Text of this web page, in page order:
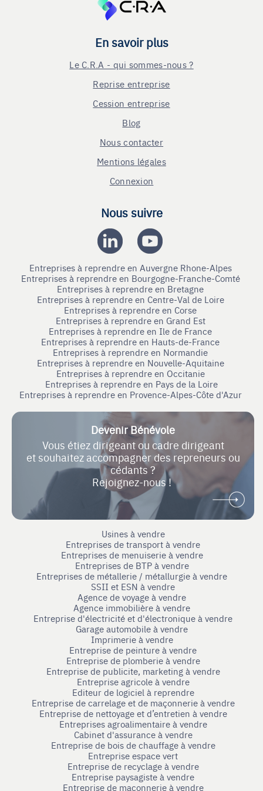
En savoir plus
Le C.R.A - qui sommes-nous ?
Reprise entreprise
Cession entreprise
Blog
Nous contacter
Mentions légales
Connexion
Nous suivre
Entreprises à reprendre en Auvergne Rhone-Alpes
Entreprises à reprendre en Bourgogne-Franche-Comté
Entreprises à reprendre en Bretagne
Entreprises à reprendre en Centre-Val de Loire
Entreprises à reprendre en Corse
Entreprises à reprendre en Grand Est
Entreprises à reprendre en Ile de France
Entreprises à reprendre en Hauts-de-France
Entreprises à reprendre en Normandie
Entreprises à reprendre en Nouvelle-Aquitaine
Entreprises à reprendre en Occitanie
Entreprises à reprendre en Pays de la Loire
Entreprises à reprendre en Provence-Alpes-Côte d'Azur
Devenir Bénévole
Vous étiez dirigeant ou cadre dirigeant
et souhaitez accompagner des repreneurs ou
cédants ?
Rejoignez-nous !
Usines à vendre
Entreprises de transport à vendre
Entreprises de menuiserie à vendre
Entreprises de BTP à vendre
Entreprises de métallerie / métallurgie à vendre
SSII et ESN à vendre
Agence de voyage à vendre
Agence immobilière à vendre
Entreprise d'électricité et d'électronique à vendre
Garage automobile à vendre
Imprimerie à vendre
Entreprise de peinture à vendre
Entreprise de plomberie à vendre
Entreprise de publicite, marketing à vendre
Entreprise agricole à vendre
Editeur de logiciel à reprendre
Entreprise de carrelage et de maçonnerie à vendre
Entreprise de nettoyage et d’entretien à vendre
Entreprises agroalimentaire à vendre
Cabinet d'assurance à vendre
Entreprise de bois de chauffage à vendre
Entreprise espace vert
Entreprise de recyclage à vendre
Entreprise paysagiste à vendre
Entreprise de maçonnerie à vendre